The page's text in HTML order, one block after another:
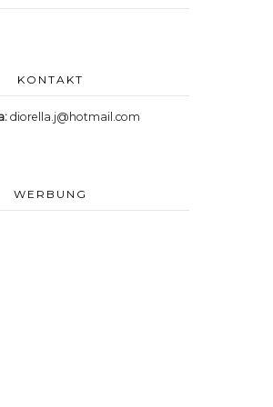
KONTAKT
diorella.j@hotmail.com
WERBUNG